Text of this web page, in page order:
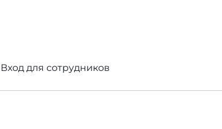
Вход для сотрудников